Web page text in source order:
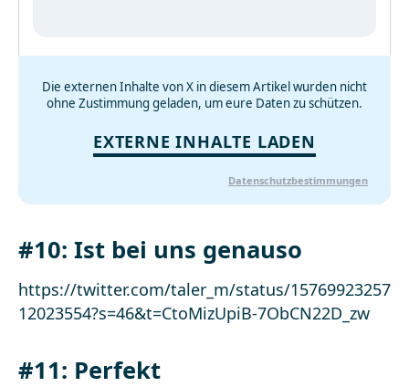
Die externen Inhalte von X in diesem Artikel wurden nicht
ohne Zustimmung geladen, um eure Daten zu schützen.
EXTERNE INHALTE LADEN
Datenschutzbestimmungen
#10: Ist bei uns genauso
https://twitter.com/taler_m/status/15769923257
12023554?s=46&t=CtoMizUpiB-7ObCN22D_zw
#11: Perfekt